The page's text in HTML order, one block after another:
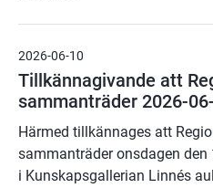
2026-06-10
Tillkännagivande att
sammanträder 2026-
Härmed tillkännages att
sammanträder onsdagen
i Kunskapsgallerian Linnés